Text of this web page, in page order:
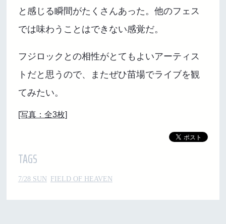
と感じる瞬間がたくさんあった。他のフェス
では味わうことはできない感覚だ。
フジロックとの相性がとてもよいアーティス
トだと思うので、またぜひ苗場でライブを観
てみたい。
[写真：全3枚]
TAGS
7/28 SUN FIELD OF HEAVEN